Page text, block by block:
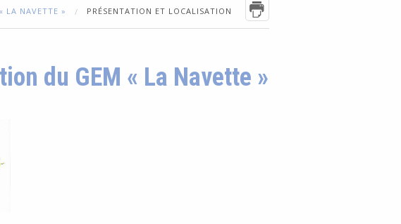
LA NAVETTE » PRÉSENTATION ET LOCALISATION
du GEM « La Navette »